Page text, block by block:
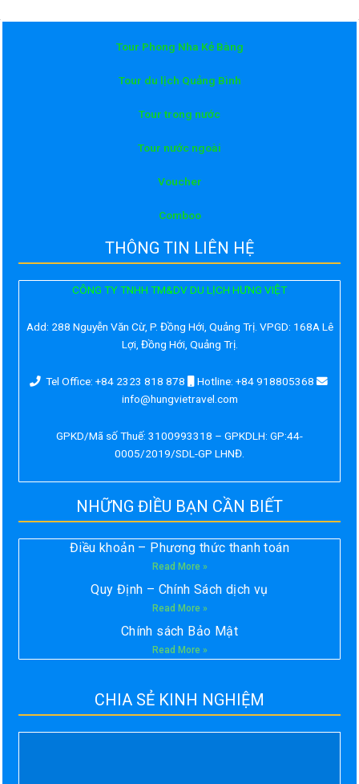
Tour Phong Nha Kẻ Bàng
Tour du lịch Quảng Bình
Tour trong nước
Tour nước ngoài
Voucher
Comboo
THÔNG TIN LIÊN HỆ
CÔNG TY TNHH TM&DV DU LỊCH HƯNG VIỆT
Add: 288 Nguyễn Văn Cừ, P. Đồng Hới, Quảng Trị. VPGD: 168A Lê
Lợi, Đồng Hới, Quảng Trị.
Tel Office: +84 2323 818 878
Hotline: +84 918805368
info@hungvietravel.com
GPKD/Mã số Thuế: 3100993318 – GPKDLH: GP:44-
0005/2019/SDL-GP LHNĐ.
NHỮNG ĐIỀU BẠN CẦN BIẾT
Điều khoản – Phương thức thanh toán
Read More »
Quy Định – Chính Sách dịch vụ
Read More »
Chính sách Bảo Mật
Read More »
CHIA SẺ KINH NGHIỆM